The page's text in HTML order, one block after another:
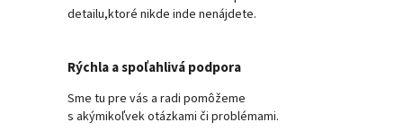
detailu,ktoré nikde inde nenájdete.
Rýchla a spoľahlivá podpora
Sme tu pre vás a radi pomôžeme
s akýmikoľvek otázkami či problémami.